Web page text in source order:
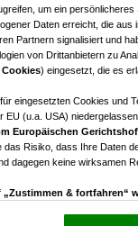
zur Verfügung.
unsere
am See
in Neusiedl am
3
Zimmer
€
Kaufpreis
um ein
Daten erreicht, die
Partnern signalisiert und
von Drittanbietern zu
) eingesetzt, die es
eingesetzten Cookies und
EU (u.a. USA)
Europäischen
das Risiko, dass Ihre Daten
dagegen keine wirksamen
„Zustimmen & fortfahren“